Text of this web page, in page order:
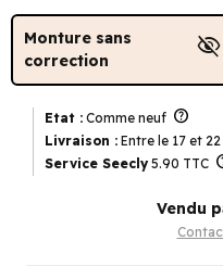
Monture sans
correction
visibility_off
Etat : Comme neuf help
Livraison : Entre le 17 et 22
Service Seecly 5.90 TTC
Vendu